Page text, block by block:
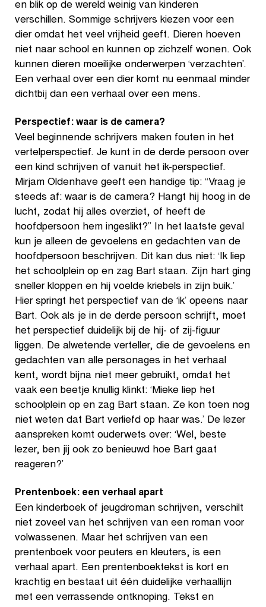
en blik op de wereld weinig van kinderen
verschillen. Sommige schrijvers kiezen voor een
dier omdat het veel vrijheid geeft. Dieren hoeven
niet naar school en kunnen op zichzelf wonen. Ook
kunnen dieren moeilijke onderwerpen ‘verzachten’.
Een verhaal over een dier komt nu eenmaal minder
dichtbij dan een verhaal over een mens.
Perspectief: waar is de camera?
Veel beginnende schrijvers maken fouten in het
vertelperspectief. Je kunt in de derde persoon over
een kind schrijven of vanuit het ik-perspectief.
Mirjam Oldenhave geeft een handige tip: “Vraag je
steeds af: waar is de camera? Hangt hij hoog in de
lucht, zodat hij alles overziet, of heeft de
hoofdpersoon hem ingeslikt?” In het laatste geval
kun je alleen de gevoelens en gedachten van de
hoofdpersoon beschrijven. Dit kan dus niet: ‘Ik liep
het schoolplein op en zag Bart staan. Zijn hart ging
sneller kloppen en hij voelde kriebels in zijn buik.’
Hier springt het perspectief van de ‘ik’ opeens naar
Bart. Ook als je in de derde persoon schrijft, moet
het perspectief duidelijk bij de hij- of zij-figuur
liggen. De alwetende verteller, die de gevoelens en
gedachten van alle personages in het verhaal
kent, wordt bijna niet meer gebruikt, omdat het
vaak een beetje knullig klinkt: ‘Mieke liep het
schoolplein op en zag Bart staan. Ze kon toen nog
niet weten dat Bart verliefd op haar was.’ De lezer
aanspreken komt ouderwets over: ‘Wel, beste
lezer, ben jij ook zo benieuwd hoe Bart gaat
reageren?’
Prentenboek: een verhaal apart
Een kinderboek of jeugdroman schrijven, verschilt
niet zoveel van het schrijven van een roman voor
volwassenen. Maar het schrijven van een
prentenboek voor peuters en kleuters, is een
verhaal apart. Een prentenboektekst is kort en
krachtig en bestaat uit één duidelijke verhaallijn
met een verrassende ontknoping. Tekst en